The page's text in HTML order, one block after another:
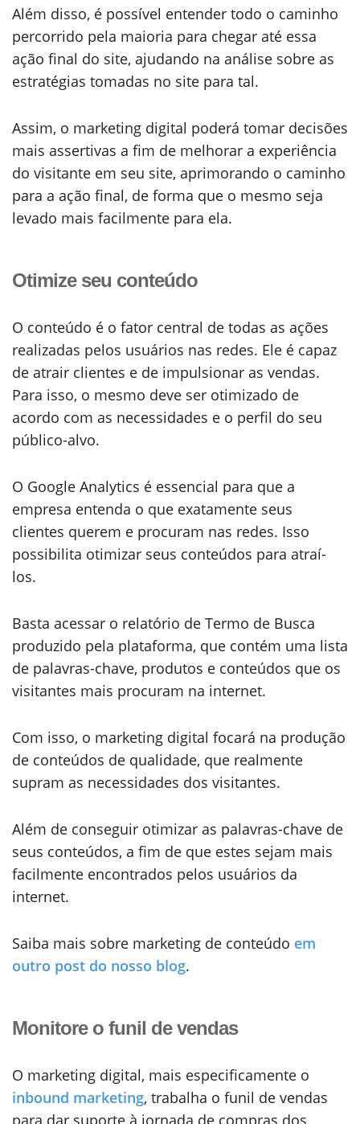
Além disso, é possível entender todo o caminho
percorrido pela maioria para chegar até essa
ação final do site, ajudando na análise sobre as
estratégias tomadas no site para tal.
Assim, o marketing digital poderá tomar decisões
mais assertivas a fim de melhorar a experiência
do visitante em seu site, aprimorando o caminho
para a ação final, de forma que o mesmo seja
levado mais facilmente para ela.
Otimize seu conteúdo
O conteúdo é o fator central de todas as ações
realizadas pelos usuários nas redes. Ele é capaz
de atrair clientes e de impulsionar as vendas.
Para isso, o mesmo deve ser otimizado de
acordo com as necessidades e o perfil do seu
público-alvo.
O Google Analytics é essencial para que a
empresa entenda o que exatamente seus
clientes querem e procuram nas redes. Isso
possibilita otimizar seus conteúdos para atraí-
los.
Basta acessar o relatório de Termo de Busca
produzido pela plataforma, que contém uma lista
de palavras-chave, produtos e conteúdos que os
visitantes mais procuram na internet.
Com isso, o marketing digital focará na produção
de conteúdos de qualidade, que realmente
supram as necessidades dos visitantes.
Além de conseguir otimizar as palavras-chave de
seus conteúdos, a fim de que estes sejam mais
facilmente encontrados pelos usuários da
internet.
Saiba mais sobre marketing de conteúdo em
outro post do nosso blog.
Monitore o funil de vendas
O marketing digital, mais especificamente o
inbound marketing, trabalha o funil de vendas
para dar suporte à jornada de compras dos